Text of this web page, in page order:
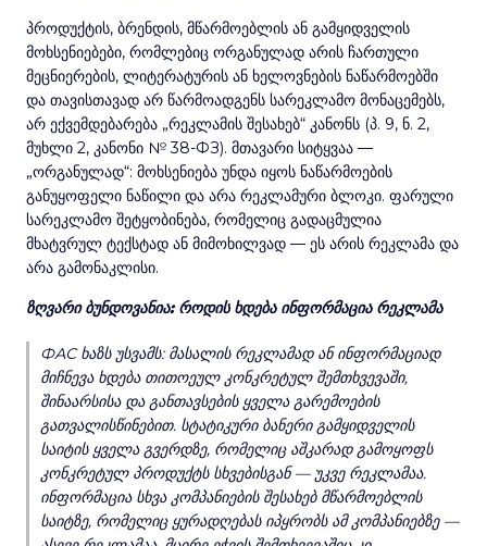
პროდუქტის, ბრენდის, მწარმოებლის ან გამყიდველის
მოხსენიებები, რომლებიც ორგანულად არის ჩართული
მეცნიერების, ლიტერატურის ან ხელოვნების ნაწარმოებში
და თავისთავად არ წარმოადგენს სარეკლამო მონაცემებს,
არ ექვემდებარება „რეკლამის შესახებ“ კანონს (პ. 9, ნ. 2,
მუხლი 2, კანონი № 38-ФЗ). მთავარი სიტყვაა —
„ორგანულად“: მოხსენიება უნდა იყოს ნაწარმოების
განუყოფელი ნაწილი და არა რეკლამური ბლოკი. ფარული
სარეკლამო შეტყობინება, რომელიც გადაცმულია
მხატვრულ ტექსტად ან მიმოხილვად — ეს არის რეკლამა და
არა გამონაკლისი.
ზღვარი ბუნდოვანია: როდის ხდება ინფორმაცია რეკლამა
ФАС ხაზს უსვამს: მასალის რეკლამად ან ინფორმაციად
მიჩნევა ხდება თითოეულ კონკრეტულ შემთხვევაში,
შინაარსისა და განთავსების ყველა გარემოების
გათვალისწინებით. სტატიკური ბანერი გამყიდველის
საიტის ყველა გვერდზე, რომელიც აშკარად გამოყოფს
კონკრეტულ პროდუქტს სხვებისგან — უკვე რეკლამაა.
ინფორმაცია სხვა კომპანიების შესახებ მწარმოებლის
საიტზე, რომელიც ყურადღებას იპყრობს ამ კომპანიებზე —